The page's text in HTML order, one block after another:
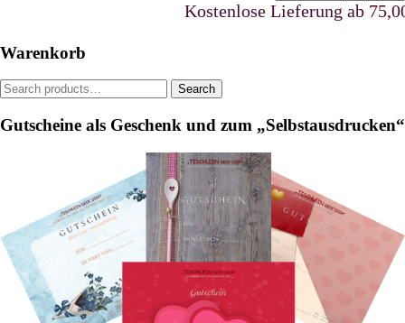
Kostenlose Lieferung ab 75,00
Warenkorb
Search
Search
Gutscheine als Geschenk und zum „Selbstausdrucken“